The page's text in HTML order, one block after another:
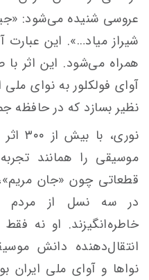
عروسی شنیده می‌شود:
شیراز میاد…». این
همراه می‌شود. این اثر
آوای فولکلور به نوای
نظیر بسازد که در حافظه
نوری،
موسیقی را همانند
قطعاتی چون «جان
در سه نسل از مردم
خاطره‌انگیزند. او نه فقط
انتقال‌دهنده دانش
نواها و آوای ملی ایران